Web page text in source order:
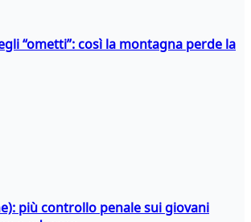
“ometti”: così la montagna perde la
più controllo penale sui giovani